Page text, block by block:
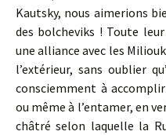
Kautsky, nous aimerions
des bolcheviks ! Toute
une alliance avec les
l’extérieur, sans oublier
consciemment à
ou même à l’entamer, en
châtré selon laquelle la